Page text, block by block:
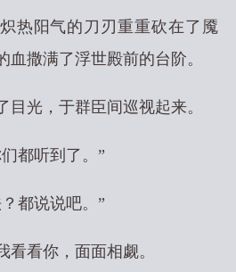
热阳气的刀刃重重砍在了魇
血撒满了浮世殿前的台阶。
目光，于群臣间巡视起来。
都听到了。”
都说说吧。”
看看你，面面相觑。